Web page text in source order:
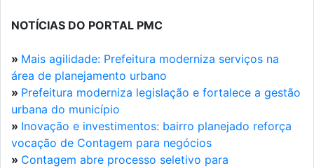
NOTÍCIAS DO PORTAL PMC
» Mais agilidade: Prefeitura moderniza serviços na
área de planejamento urbano
» Prefeitura moderniza legislação e fortalece a gestão
urbana do município
» Inovação e investimentos: bairro planejado reforça
vocação de Contagem para negócios
» Contagem abre processo seletivo para